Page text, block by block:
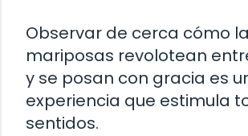
Observar de cerca cómo
mariposas revolotean
y se posan con gracia es
experiencia que estimula
sentidos.